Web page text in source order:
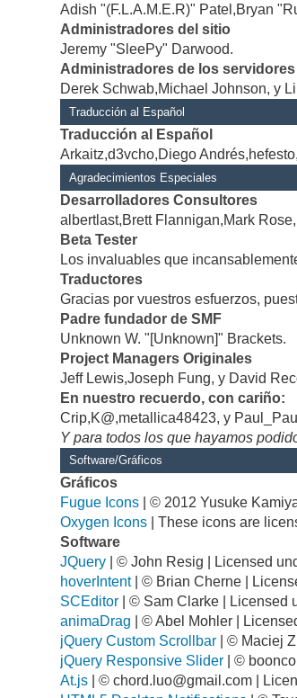
Adish "(F.L.A.M.E.R)" Patel,Bryan
Administradores del sitio
Jeremy "SleePy" Darwood.
Administradores de los servidores
Derek Schwab,Michael Johnson, y
Traducción al Español
Traducción al Español
Arkaitz,d3vcho,Diego
Agradecimientos Especiales
Desarrolladores Consultores
albertlast,Brett Flannigan,Mark
Beta Tester
Los invaluables que
Traductores
Gracias por vuestros esfuerzos,
Padre fundador de SMF
Unknown W. "[Unknown]" Brackets.
Project Managers Originales
Jeff Lewis,Joseph Fung, y David
En nuestro recuerdo, con cariño:
Crip,K@,metallica48423, y
Y para todos los que hayamos
Software/Gráficos
Gráficos
Fugue Icons | © 2012 Yusuke
Oxygen Icons | These icons are
Software
JQuery | © John Resig | Licensed
hoverIntent| © Brian Cherne |
SCEditor | © Sam Clarke | Licensed
animaDrag | © Abel Mohler |
jQuery Custom Scrollbar | © Maciej
jQuery Responsive Slider | ©
At.js | ©chord.luo@gmail.com |